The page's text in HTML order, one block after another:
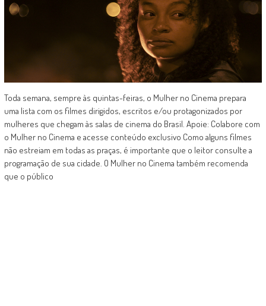
Toda semana, sempre às quintas-feiras, o Mulher no Cinema prepara
uma lista com os filmes dirigidos, escritos e/ou protagonizados por
mulheres que chegam às salas de cinema do Brasil. Apoie: Colabore com
o Mulher no Cinema e acesse conteúdo exclusivo Como alguns filmes
não estreiam em todas as praças, é importante que o leitor consulte a
programação de sua cidade. O Mulher no Cinema também recomenda
que o público